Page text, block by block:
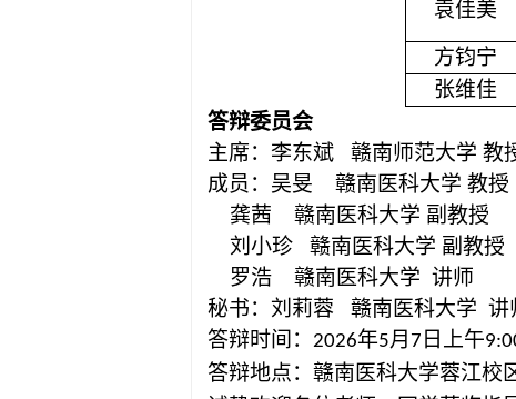
袁佳美
方钧宁
张维佳
答辩委员会
主席：李东斌
赣南师范大学 教
成员：吴旻
赣南医科大学 教授
龚茜
赣南医科大学 副教授
刘小珍
赣南医科大学 副教授
罗浩
赣南医科大学 讲师
秘书：刘莉蓉
赣南医科大学 讲
答辩时间： 2026年5月 7 日上午
答辩地点：赣南医科大学蓉江校